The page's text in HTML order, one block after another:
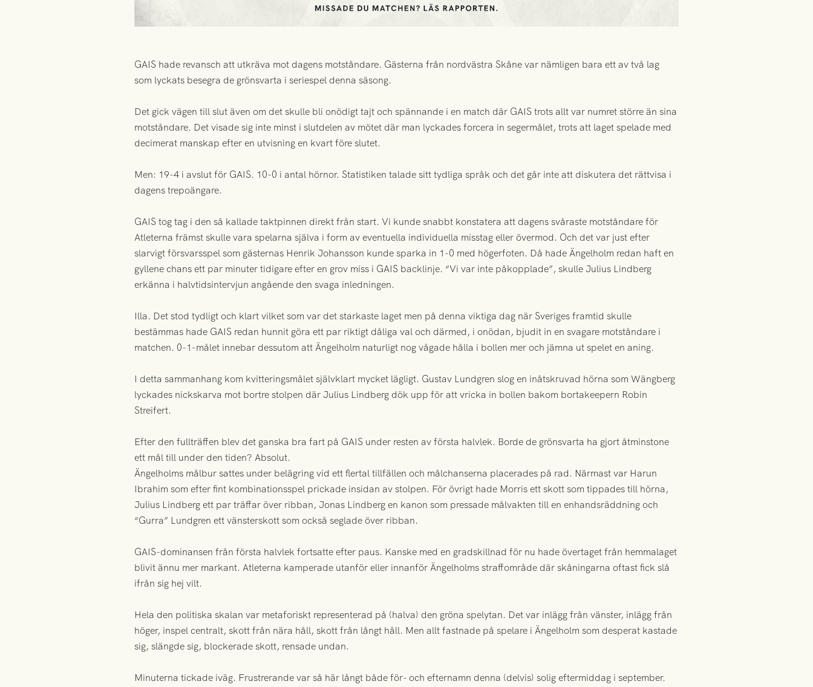
GAIS hade revansch att utkräva mot dagens motståndare. Gästerna från nordvästra Skåne var nämligen bara ett av två lag
som lyckats besegra de grönsvarta i seriespel denna säsong.
Det gick vägen till slut även om det skulle bli onödigt tajt och spännande i en match där GAIS trots allt var numret större än sina
motståndare. Det visade sig inte minst i slutdelen av mötet där man lyckades forcera in segermålet, trots att laget spelade med
decimerat manskap efter en utvisning en kvart före slutet.
Men: 19-4 i avslut för GAIS. 10-0 i antal hörnor. Statistiken talade sitt tydliga språk och det går inte att diskutera det rättvisa i
dagens trepoängare.
GAIS tog tag i den så kallade taktpinnen direkt från start. Vi kunde snabbt konstatera att dagens svåraste motståndare för
Atleterna främst skulle vara spelarna själva i form av eventuella individuella misstag eller övermod. Och det var just efter
slarvigt försvarsspel som gästernas Henrik Johansson kunde sparka in 1-0 med högerfoten. Då hade Ängelholm redan haft en
gyllene chans ett par minuter tidigare efter en grov miss i GAIS backlinje. “Vi var inte påkopplade”, skulle Julius Lindberg
erkänna i halvtidsintervjun angående den svaga inledningen.
Illa. Det stod tydligt och klart vilket som var det starkaste laget men på denna viktiga dag när Sveriges framtid skulle
bestämmas hade GAIS redan hunnit göra ett par riktigt dåliga val och därmed, i onödan, bjudit in en svagare motståndare i
matchen. 0-1-målet innebar dessutom att Ängelholm naturligt nog vågade hålla i bollen mer och jämna ut spelet en aning.
I detta sammanhang kom kvitteringsmålet självklart mycket lägligt. Gustav Lundgren slog en inåtskruvad hörna som Wängberg
lyckades nickskarva mot bortre stolpen där Julius Lindberg dök upp för att vricka in bollen bakom bortakeepern Robin
Streifert.
Efter den fullträffen blev det ganska bra fart på GAIS under resten av första halvlek. Borde de grönsvarta ha gjort åtminstone
ett mål till under den tiden? Absolut.
Ängelholms målbur sattes under belägring vid ett flertal tillfällen och målchanserna placerades på rad. Närmast var Harun
Ibrahim som efter fint kombinationsspel prickade insidan av stolpen. För övrigt hade Morris ett skott som tippades till hörna,
Julius Lindberg ett par träffar över ribban, Jonas Lindberg en kanon som pressade målvakten till en enhandsräddning och
“Gurra” Lundgren ett vänsterskott som också seglade över ribban.
GAIS-dominansen från första halvlek fortsatte efter paus. Kanske med en gradskillnad för nu hade övertaget från hemmalaget
blivit ännu mer markant. Atleterna kamperade utanför eller innanför Ängelholms straffområde där skåningarna oftast fick slå
ifrån sig hej vilt.
Hela den politiska skalan var metaforiskt representerad på (halva) den gröna spelytan. Det var inlägg från vänster, inlägg från
höger, inspel centralt, skott från nära håll, skott från långt håll. Men allt fastnade på spelare i Ängelholm som desperat kastade
sig, slängde sig, blockerade skott, rensade undan.
Minuterna tickade iväg. Frustrerande var så här långt både för- och efternamn denna (delvis) solig eftermiddag i september.